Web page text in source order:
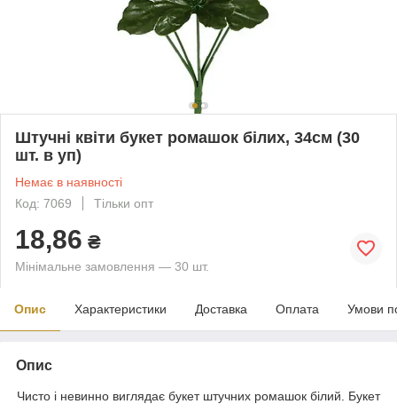
Штучні квіти букет ромашок білих, 34см (30
шт. в уп)
Немає в наявності
Код: 7069
Тільки опт
18,86 ₴
Мінімальне замовлення — 30 шт.
Опис Характеристики Доставка Оплата Умови
Опис
Чисто і невинно виглядає букет штучних ромашок білий. Букет